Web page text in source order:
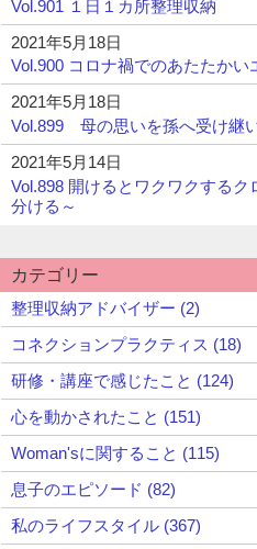
Vol.901 １日１カ所整理収納
2021年5月18日
Vol.900 コロナ禍でのあたたかい
2021年5月18日
Vol.899 母の思いを孫へ受け継
2021年5月14日
Vol.898 開けるとワクワクする
分ける～
カテゴリー
整理収納アドバイザー (2)
コネクションプラクティス (18)
研修・講座で感じたこと (124)
心を動かされたこと (151)
Woman'sに関すること (115)
息子のエピソード (82)
私のライフスタイル (367)